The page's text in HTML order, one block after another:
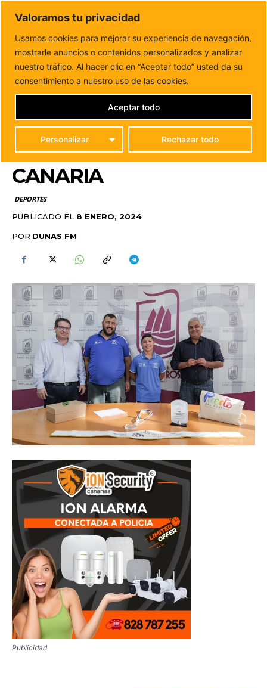
Valoramos tu privacidad
Usamos cookies para mejorar su experiencia de navegación,
mostrarle anuncios o contenidos personalizados y analizar
nuestro tráfico. Al hacer clic en “Aceptar todo” usted da su
consentimiento a nuestro uso de las cookies.
Personalizar Rechazar todo
Aceptar todo
DUNAS FM
Tu informacion de forma cercana
Inicio DEPORTES
Puerto del Rosario rinde homenaje a
Juan Yael Ávila, promesa de la...
PUERTO DEL ROSARIO
RINDE HOMENAJE A
JUAN YAEL ÁVILA,
PROMESA DE LA LUCHA
CANARIA
DEPORTES
PUBLICADO EL 8 ENERO, 2024
POR DUNAS FM
Publicidad